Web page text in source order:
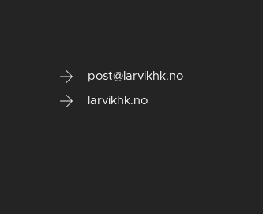
post@larvikhk.no
larvikhk.no